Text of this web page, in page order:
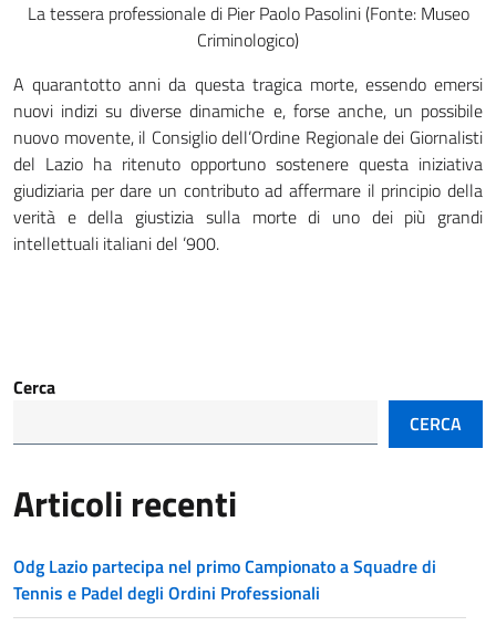
La tessera professionale di Pier Paolo Pasolini (Fonte: Museo
Criminologico)
A quarantotto anni da questa tragica morte, essendo emersi
nuovi indizi su diverse dinamiche e, forse anche, un possibile
nuovo movente, il Consiglio dell’Ordine Regionale dei Giornalisti
del Lazio ha ritenuto opportuno sostenere questa iniziativa
giudiziaria per dare un contributo ad affermare il principio della
verità e della giustizia sulla morte di uno dei più grandi
intellettuali italiani del ’900.
Cerca
CERCA
Articoli recenti
Odg Lazio partecipa nel primo Campionato a Squadre di
Tennis e Padel degli Ordini Professionali